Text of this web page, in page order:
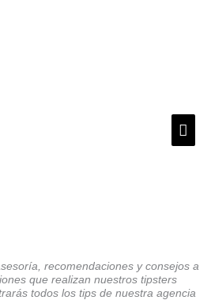
recomendaciones y consejos a
que realizan nuestros tipsters
todos los tips de nuestra agencia